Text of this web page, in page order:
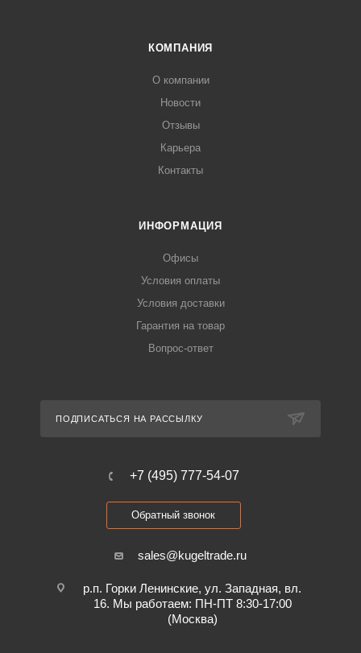
КОМПАНИЯ
О компании
Новости
Отзывы
Карьера
Контакты
ИНФОРМАЦИЯ
Офисы
Условия оплаты
Условия доставки
Гарантия на товар
Вопрос-ответ
ПОДПИСАТЬСЯ НА РАССЫЛКУ
+7 (495) 777-54-07
Обратный звонок
sales@kugeltrade.ru
р.п. Горки Ленинские, ул. Западная, вл.
16. Мы работаем: ПН-ПТ 8:30-17:00
(Москва)